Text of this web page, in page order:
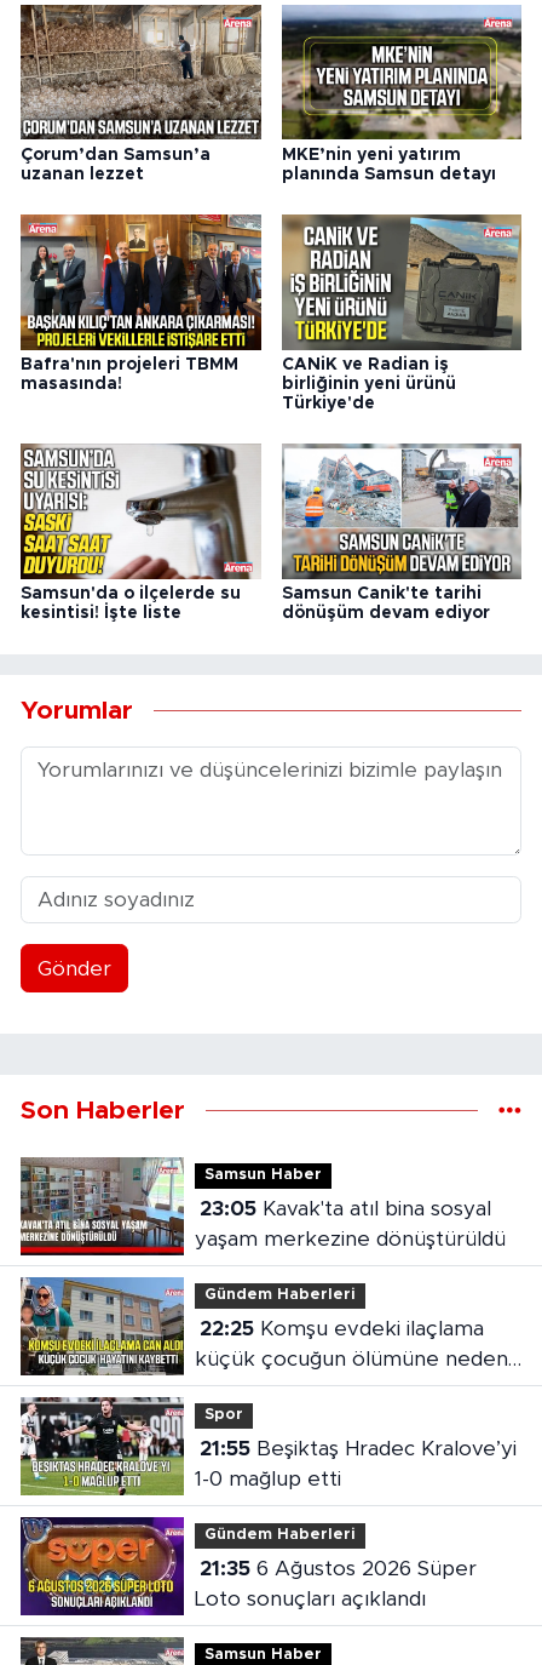
Çorum’dan Samsun’a
uzanan lezzet
MKE’nin yeni yatırım
planında Samsun detayı
Bafra'nın projeleri TBMM
masasında!
CANiK ve Radian iş
birliğinin yeni ürünü
Türkiye'de
Samsun'da o ilçelerde su
kesintisi! İşte liste
Samsun Canik'te tarihi
dönüşüm devam ediyor
Yorumlar
Gönder
Son Haberler
Samsun Haber
23:05Kavak'ta atıl bina sosyal
yaşam merkezine dönüştürüldü
Gündem Haberleri
22:25Komşu evdeki ilaçlama
küçük çocuğun ölümüne neden
oldu
Spor
21:55Beşiktaş Hradec Kralove’yi
1-0 mağlup etti
Gündem Haberleri
21:356 Ağustos 2026 Süper
Loto sonuçları açıklandı
Samsun Haber